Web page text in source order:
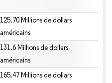
125.70 Millions de dollars
américains
131.6 Millions de dollars
américains
165.47 Millions de dollars